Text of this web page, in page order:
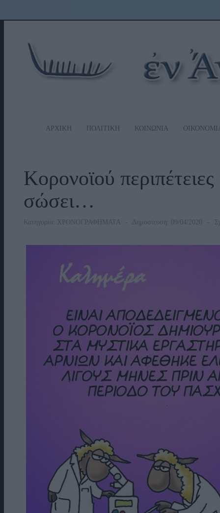
ΑΡΧΙΚΗ ΠΟΛΙΤΙΚΗ ΚΟΙΝΩΝΙΑ
Κορονοϊού
σώσει…
Κατηγορία: ΧΡΟΝΟΓΡΑΦΗΜΑΤΑ Δημοσίευση: 09/04/2020